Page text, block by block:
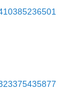
の話題